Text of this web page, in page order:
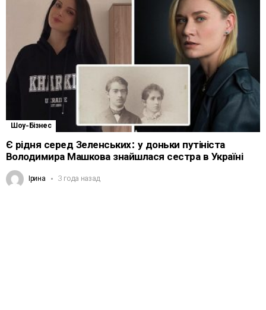
Шоу-Бізнес
Є рідня серед Зеленських: у доньки путініста
Володимира Машкова знайшлася сестра в Україні
Ірина 3 года назад